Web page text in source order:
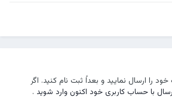
را ارسال نمایید و بعداً ثبت نام کنید. اگر
با حساب کاربری خود اکنون وارد شوید.